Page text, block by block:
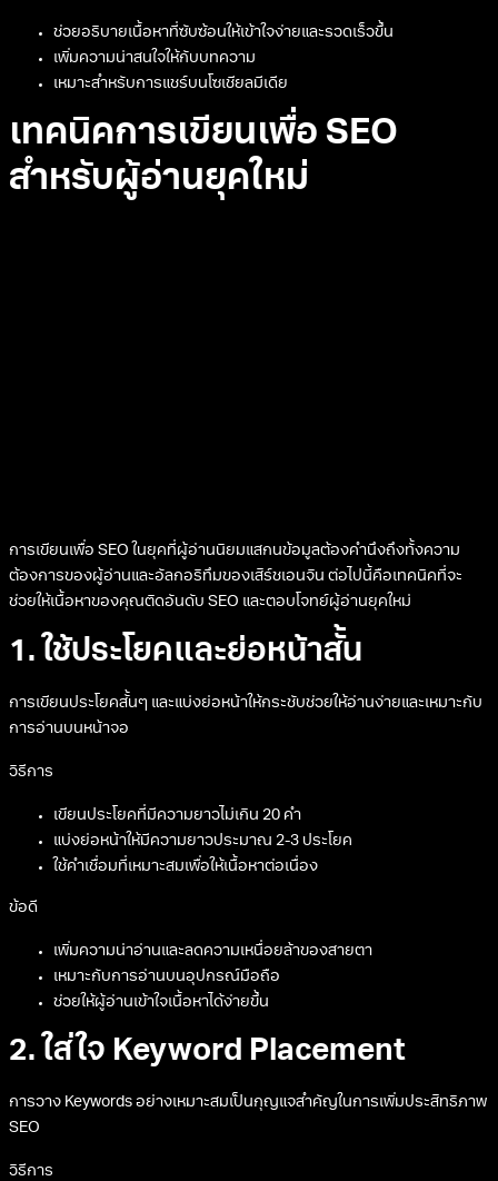
ช่วยอธิบายเนื้อหาที่ซับซ้อนให้เข้าใจง่ายและรวดเร็วขึ้น
เพิ่มความน่าสนใจให้กับบทความ
เหมาะสำหรับการแชร์บนโซเชียลมีเดีย
เทคนิคการเขียนเพื่อ SEO
สำหรับผู้อ่านยุคใหม่
การเขียนเพื่อ SEO ในยุคที่ผู้อ่านนิยมแสกนข้อมูลต้องคำนึงถึงทั้งความ
ต้องการของผู้อ่านและอัลกอริทึมของเสิร์ชเอนจิน ต่อไปนี้คือเทคนิคที่จะ
ช่วยให้เนื้อหาของคุณติดอันดับ SEO และตอบโจทย์ผู้อ่านยุคใหม่
1. ใช้ประโยคและย่อหน้าสั้น
การเขียนประโยคสั้นๆ และแบ่งย่อหน้าให้กระชับช่วยให้อ่านง่ายและเหมาะกับ
การอ่านบนหน้าจอ
วิธีการ
เขียนประโยคที่มีความยาวไม่เกิน 20 คำ
แบ่งย่อหน้าให้มีความยาวประมาณ 2-3 ประโยค
ใช้คำเชื่อมที่เหมาะสมเพื่อให้เนื้อหาต่อเนื่อง
ข้อดี
เพิ่มความน่าอ่านและลดความเหนื่อยล้าของสายตา
เหมาะกับการอ่านบนอุปกรณ์มือถือ
ช่วยให้ผู้อ่านเข้าใจเนื้อหาได้ง่ายขึ้น
2. ใส่ใจ Keyword Placement
การวาง Keywords อย่างเหมาะสมเป็นกุญแจสำคัญในการเพิ่มประสิทธิภาพ
SEO
วิธีการ